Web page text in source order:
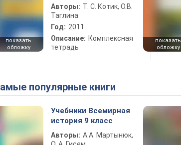
показать
обложку
Авторы: Т. С. Котик, О.В.
Таглина
Год: 2011
Описание: Комплексная
тетрадь
показать
обложку
Самые популярные книги
Учебники Всемирная
история 9 класс
Авторы: А.А. Мартынюк,